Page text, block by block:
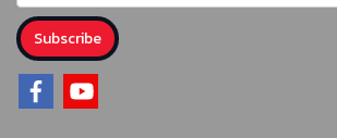
Subscribe